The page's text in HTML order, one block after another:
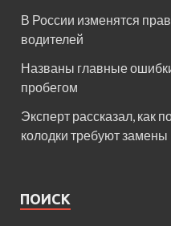
В России изменятся
водителей
Названы главные
пробегом
Эксперт рассказал, как
колодки требуют замены
ПОИСК